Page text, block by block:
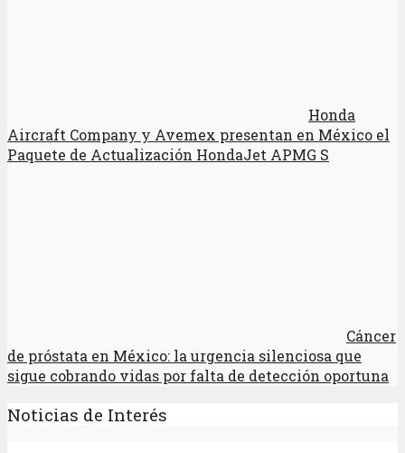
Honda
Aircraft Company y Avemex presentan en México el
Paquete de Actualización HondaJet APMG S
Cáncer
de próstata en México: la urgencia silenciosa que
sigue cobrando vidas por falta de detección oportuna
Noticias de Interés